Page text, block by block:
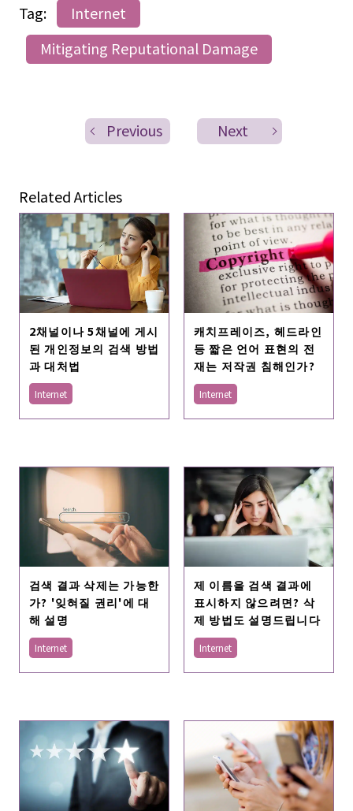
Tag:
Internet
Mitigating Reputational Damage
Previous Next
Related Articles
2채널이나 5채널에 게시
된 개인정보의 검색 방법
과 대처법
Internet
캐치프레이즈, 헤드라인
등 짧은 언어 표현의 전
재는 저작권 침해인가?
Internet
검색 결과 삭제는 가능한
가? '잊혀질 권리'에 대
해 설명
Internet
제 이름을 검색 결과에
표시하지 않으려면? 삭
제 방법도 설명드립니다
Internet